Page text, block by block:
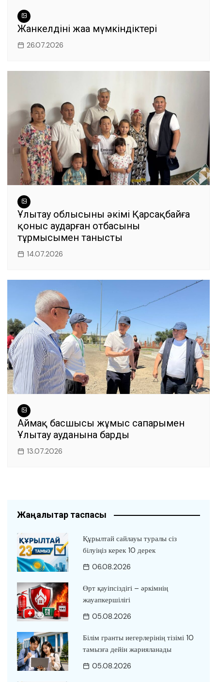
Жанкелдінің жаңа мүмкіндіктері
26.07.2026
Ұлытау облысының әкімі Қарсақбайға
қоныс аударған отбасының
тұрмысымен танысты
14.07.2026
Аймақ басшысы жұмыс сапарымен
Ұлытау ауданына барды
13.07.2026
Жаңалықтар таспасы
Құрылтай сайлауы туралы сіз
білуіңіз керек 10 дерек
06.08.2026
Өрт қауіпсіздігі – әркімнің
жауапкершілігі
05.08.2026
Білім гранты иегерлерінің тізімі 10
тамызға дейін жарияланады
05.08.2026